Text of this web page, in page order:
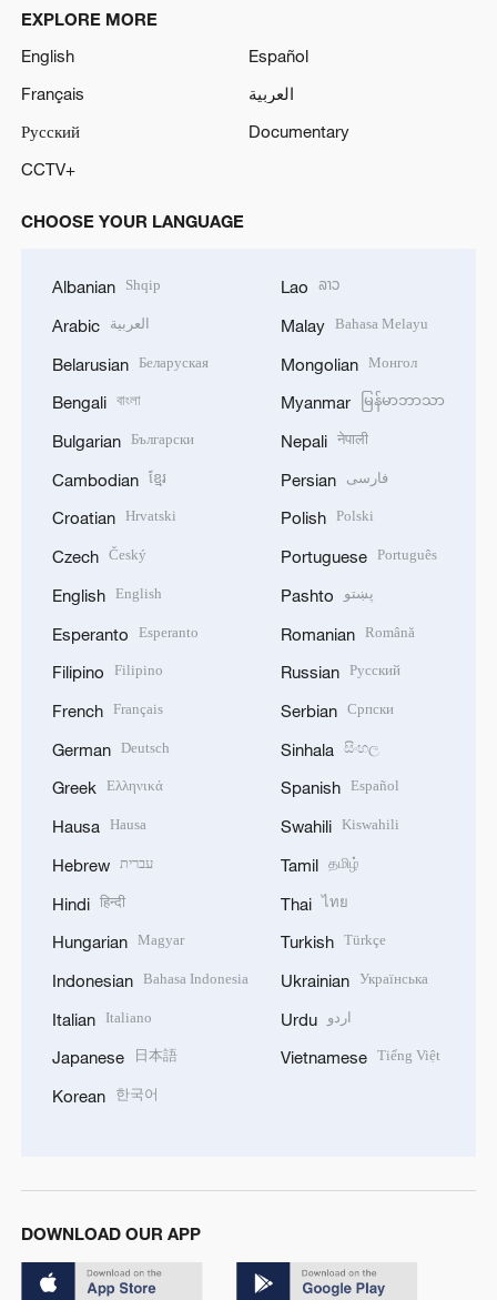
EXPLORE MORE
English
Español
Français
العربية
Русский
Documentary
CCTV+
CHOOSE YOUR LANGUAGE
Albanian Shqip
Arabic العربية
Belarusian Беларуская
Bengali বাংলা
Bulgarian Български
Cambodian ខ្មែរ
Croatian Hrvatski
Czech Český
English English
Esperanto Esperanto
Filipino Filipino
French Français
German Deutsch
Greek Ελληνικά
Hausa Hausa
Hebrew עברית
Hindi हिन्दी
Hungarian Magyar
Indonesian Bahasa Indonesia
Italian Italiano
Japanese 日本語
Korean 한국어
Lao ລາວ
Malay Bahasa Melayu
Mongolian Монгол
Myanmar မြန်မာဘာသာ
Nepali नेपाली
Persian فارسی
Polish Polski
Portuguese Português
Pashto پښتو
Romanian Română
Russian Русский
Serbian Српски
Sinhala සිංහල
Spanish Español
Swahili Kiswahili
Tamil தமிழ்
Thai ไทย
Turkish Türkçe
Ukrainian Українська
Urdu اردو
Vietnamese Tiếng Việt
DOWNLOAD OUR APP